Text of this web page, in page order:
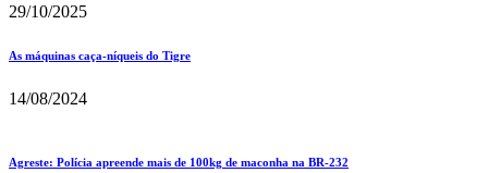
29/10/2025
As máquinas caça-níqueis do Tigre
14/08/2024
Agreste: Polícia apreende mais de 100kg de maconha na BR-232